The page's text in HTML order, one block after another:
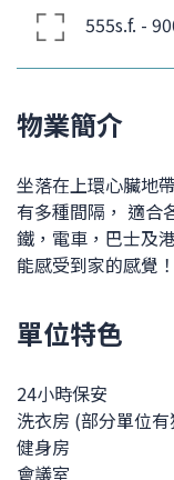
555s.f. -
物業簡介
坐落在上環心臟地
有多種間隔， 適合
鐵，電車，巴士及
能感受到家的感覺！
單位特色
24小時保安
洗衣房 (部分單位
健身房
會議室